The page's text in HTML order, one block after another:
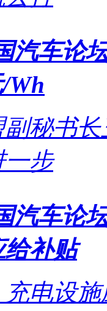
汽车论
Wh
秘书
一步
汽车论
补贴
电设